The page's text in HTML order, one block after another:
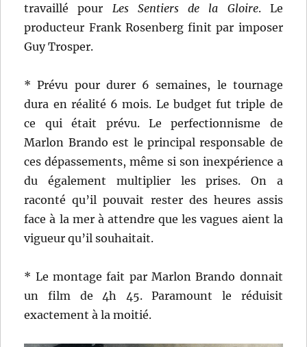
travaillé pour Les Sentiers de la Gloire. Le
producteur Frank Rosenberg finit par imposer
Guy Trosper.
* Prévu pour durer 6 semaines, le tournage
dura en réalité 6 mois. Le budget fut triple de
ce qui était prévu. Le perfectionnisme de
Marlon Brando est le principal responsable de
ces dépassements, même si son inexpérience a
du également multiplier les prises. On a
raconté qu’il pouvait rester des heures assis
face à la mer à attendre que les vagues aient la
vigueur qu’il souhaitait.
* Le montage fait par Marlon Brando donnait
un film de 4h 45. Paramount le réduisit
exactement à la moitié.